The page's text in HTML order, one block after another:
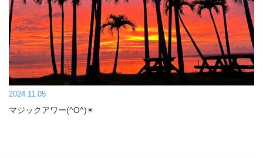
2024.11.05
マジックアワー(^O^)✴︎